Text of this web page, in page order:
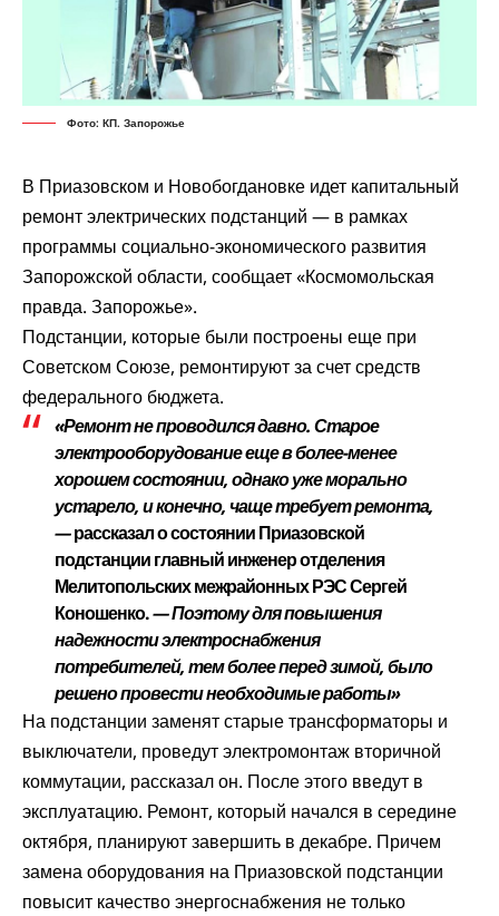
Фото: КП. Запорожье
В Приазовском и Новобогдановке идет капитальный
ремонт электрических подстанций — в рамках
программы социально-экономического развития
Запорожской области, сообщает«Космомольская
правда. Запорожье».
Подстанции, которые были построены еще при
Советском Союзе, ремонтируют за счет средств
федерального бюджета.
«Ремонт не проводился давно. Старое
электрооборудование еще в более-менее
хорошем состоянии, однако уже морально
устарело, и конечно, чаще требует ремонта,
—рассказал о состоянии Приазовской
подстанции главный инженер отделения
Мелитопольских межрайонных РЭС Сергей
Коношенко.— Поэтому для повышения
надежности электроснабжения
потребителей, тем более перед зимой, было
решено провести необходимые работы»
На подстанции заменят старые трансформаторы и
выключатели, проведут электромонтаж вторичной
коммутации, рассказал он. После этого введут в
эксплуатацию. Ремонт, который начался в середине
октября, планируют завершить в декабре. Причем
замена оборудования на Приазовской подстанции
повысит качество энергоснабжения не только